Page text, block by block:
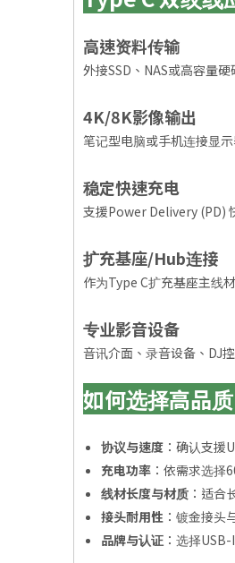
高速资料传输
外接SSD、NAS或高容量
4K/8K影像输出
笔记型电脑或手机连接显
稳定快速充电
支援Power Delivery (PD)
扩充基座/Hub连接
作为Type C扩充基座主线
专业影音设备
音讯介面、录音设备、DJ
如何选择高品
协议与速度 ：确认支
充电功率 ：依需求选
线材长度与材质 ：适合
接头耐用性 ：镀金接头
品牌与认证 ：选择